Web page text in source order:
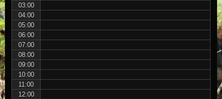
03:00
04:00
05:00
06:00
07:00
08:00
09:00
10:00
11:00
12:00